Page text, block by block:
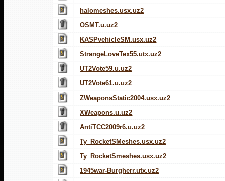
halomeshes.usx.uz2
OSMT.u.uz2
KASPvehicleSM.usx.uz2
StrangeLoveTex55.utx.uz2
UT2Vote59.u.uz2
UT2Vote61.u.uz2
ZWeaponsStatic2004.usx.uz2
XWeapons.u.uz2
AntiTCC2009r6.u.uz2
Ty_RocketSMeshes.usx.uz2
Ty_RocketSmeshes.usx.uz2
1945war-Burgherr.utx.uz2